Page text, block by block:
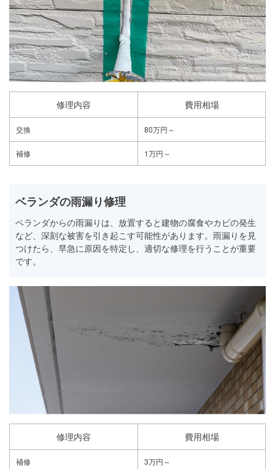
修理内容 費用相場
交換 80万円～
補修 1万円～
ベランダの雨漏り修理
ベランダからの雨漏りは、放置すると建物の腐食やカビの発生
など、深刻な被害を引き起こす可能性があります。雨漏りを見
つけたら、早急に原因を特定し、適切な修理を行うことが重要
です。
修理内容 費用相場
補修 3万円～